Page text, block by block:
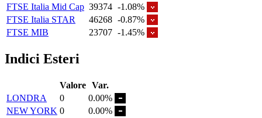
FTSE Italia Mid Cap 39374 -1.08%
FTSE Italia STAR
46268 -0.87%
FTSE MIB
23707 -1.45%
Indici Esteri
Valore Var.
LONDRA
0
0.00%
NEW YORK 0
0.00%